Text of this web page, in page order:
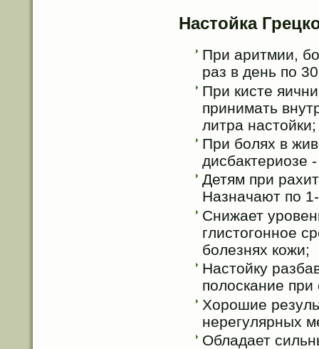
Настойка
При аритмии,
раз в день по
При кисте
принимать
литра настойки;
При болях в
дисбактериозе
Детям при
Назначают по
Снижает
глистогонное
болезнях кожи;
Настойку
полоскание при
Хорошие
нерегулярных
Обладает